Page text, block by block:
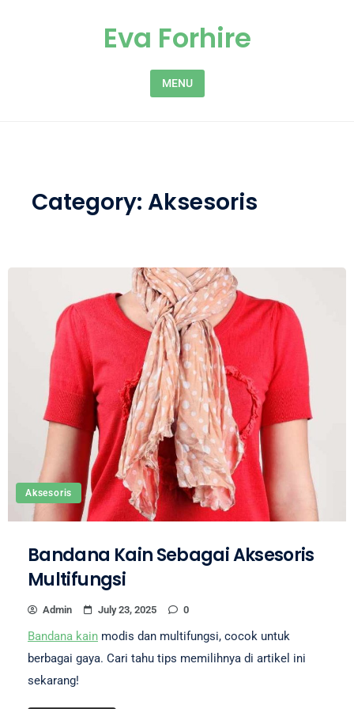
Eva Forhire
MENU
Category: Aksesoris
Aksesoris
Bandana Kain Sebagai Aksesoris
Multifungsi
Admin July 23, 2025 0
Bandana kain modis dan multifungsi, cocok untuk
berbagai gaya. Cari tahu tips memilihnya di artikel ini
sekarang!